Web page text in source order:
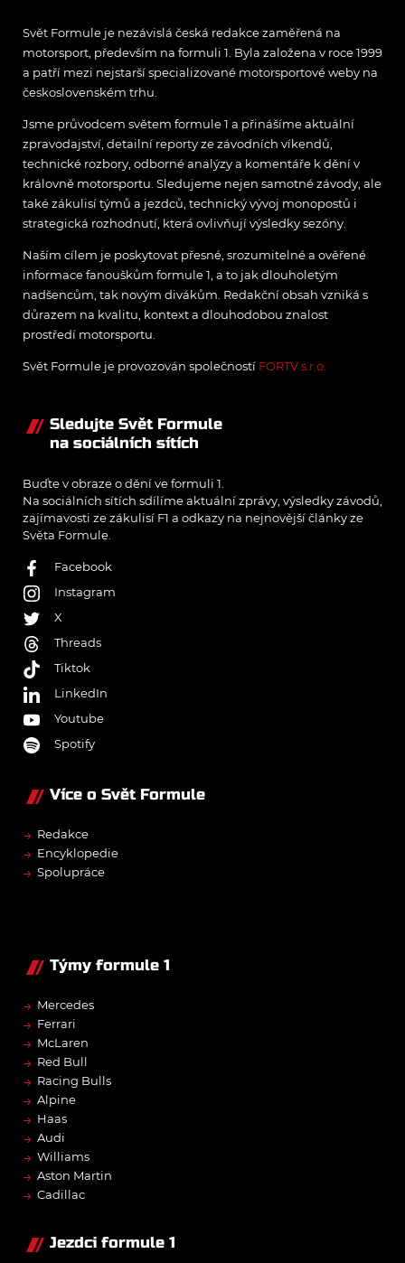
Svět Formule je nezávislá česká redakce zaměřená na
motorsport, především na formuli 1. Byla založena v roce 1999
a patří mezi nejstarší specializované motorsportové weby na
československém trhu.
Jsme průvodcem světem formule 1 a přinášíme aktuální
zpravodajství, detailní reporty ze závodních víkendů,
technické rozbory, odborné analýzy a komentáře k dění v
královně motorsportu. Sledujeme nejen samotné závody, ale
také zákulisí týmů a jezdců, technický vývoj monopostů i
strategická rozhodnutí, která ovlivňují výsledky sezóny.
Naším cílem je poskytovat přesné, srozumitelné a ověřené
informace fanouškům formule 1, a to jak dlouholetým
nadšencům, tak novým divákům. Redakční obsah vzniká s
důrazem na kvalitu, kontext a dlouhodobou znalost
prostředí motorsportu.
Svět Formule je provozován společností FORTV s.r.o.
Sledujte Svět Formule
na sociálních sítích
Buďte v obraze o dění ve formuli 1.
Na sociálních sítích sdílíme aktuální zprávy, výsledky závodů,
zajímavosti ze zákulisí F1 a odkazy na nejnovější články ze
Světa Formule.
Facebook
Instagram
X
Threads
Tiktok
LinkedIn
Youtube
Spotify
Více o Svět Formule
→ Redakce
→ Encyklopedie
→ Spolupráce
Týmy formule 1
→ Mercedes
→ Ferrari
→ McLaren
→ Red Bull
→ Racing Bulls
→ Alpine
→ Haas
→ Audi
→ Williams
→ Aston Martin
→ Cadillac
Jezdci formule 1